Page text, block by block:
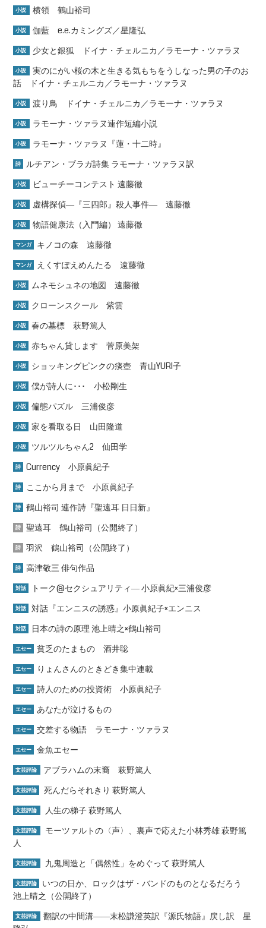
小説 横領 鶴山裕司
小説 伽藍 e.e.カミングズ／星隆弘
小説 少女と銀狐 ドイナ・チェルニカ／ラモーナ・ツァラヌ
小説
実のにがい桜の木と生きる気もちをうしなった男の子のお
話 ドイナ・チェルニカ／ラモーナ・ツァラヌ
小説 渡り鳥 ドイナ・チェルニカ／ラモーナ・ツァラヌ
小説 ラモーナ・ツァラヌ連作短編小説
小説 ラモーナ・ツァラヌ『蓮・十二時』
詩 ルチアン・ブラガ詩集 ラモーナ・ツァラヌ訳
小説 ビューチーコンテスト 遠藤徹
小説 虚構探偵―『三四郎』殺人事件― 遠藤徹
小説 物語健康法（入門編） 遠藤徹
マンガ キノコの森 遠藤徹
マンガ えくすぽえめんたる 遠藤徹
小説 ムネモシュネの地図 遠藤徹
小説 クローンスクール 紫雲
小説 春の墓標 萩野篤人
小説 赤ちゃん貸します 菅原美架
小説 ショッキングピンクの痰壺 青山YURI子
小説 僕が詩人に･･･ 小松剛生
小説 偏態パズル 三浦俊彦
小説 家を看取る日 山田隆道
小説 ツルツルちゃん2 仙田学
詩 Currency 小原眞紀子
詩 ここから月まで 小原眞紀子
詩 鶴山裕司 連作詩『聖遠耳 日日新』
詩 聖遠耳 鶴山裕司（公開終了）
詩 羽沢 鶴山裕司（公開終了）
詩 高津敬三 俳句作品
対話 トーク@セクシュアリティ― 小原眞紀×三浦俊彦
対話 対話『エンニスの誘惑』小原眞紀子×エンニス
対話 日本の詩の原理 池上晴之×鶴山裕司
エセー 貧乏のたまもの 酒井聡
エセー りょんさんのときどき集中連載
エセー 詩人のための投資術 小原眞紀子
エセー あなたが泣けるもの
エセー 交差する物語 ラモーナ・ツァラヌ
エセー 金魚エセー
文芸評論 アブラハムの末裔 萩野篤人
文芸評論 死んだらそれきり 萩野篤人
文芸評論 人生の梯子 萩野篤人
文芸評論
モーツァルトの〈声〉、裏声で応えた小林秀雄 萩野篤
人
文芸評論 九鬼周造と「偶然性」をめぐって 萩野篤人
文芸評論
いつの日か、ロックはザ・バンドのものとなるだろう
池上晴之（公開終了）
文芸評論
翻訳の中間溝――末松謙澄英訳『源氏物語』戻し訳 星